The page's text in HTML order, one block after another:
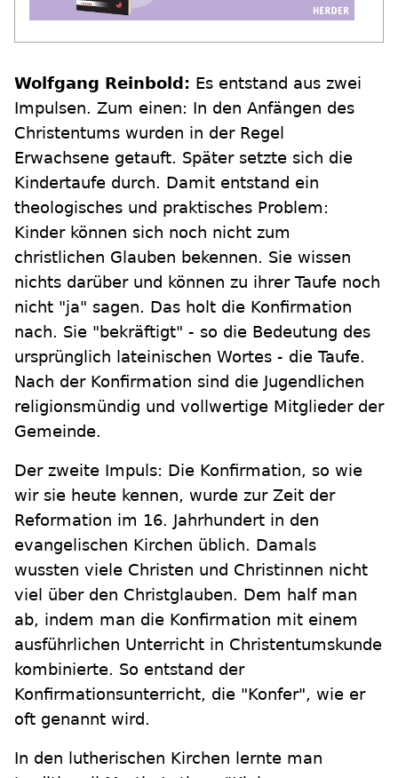
Wolfgang Reinbold: Es entstand aus zwei
Impulsen. Zum einen: In den Anfängen des
Christentums wurden in der Regel
Erwachsene getauft. Später setzte sich die
Kindertaufe durch. Damit entstand ein
theologisches und praktisches Problem:
Kinder können sich noch nicht zum
christlichen Glauben bekennen. Sie wissen
nichts darüber und können zu ihrer Taufe noch
nicht "ja" sagen. Das holt die Konfirmation
nach. Sie "bekräftigt" - so die Bedeutung des
ursprünglich lateinischen Wortes - die Taufe.
Nach der Konfirmation sind die Jugendlichen
religionsmündig und vollwertige Mitglieder der
Gemeinde.
Der zweite Impuls: Die Konfirmation, so wie
wir sie heute kennen, wurde zur Zeit der
Reformation im 16. Jahrhundert in den
evangelischen Kirchen üblich. Damals
wussten viele Christen und Christinnen nicht
viel über den Christglauben. Dem half man
ab, indem man die Konfirmation mit einem
ausführlichen Unterricht in Christentumskunde
kombinierte. So entstand der
Konfirmationsunterricht, die "Konfer", wie er
oft genannt wird.
In den lutherischen Kirchen lernte man